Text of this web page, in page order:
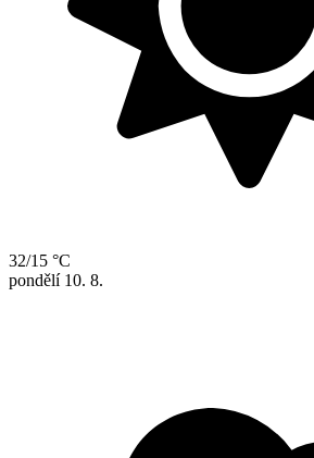
32/15 °C
pondělí 10. 8.